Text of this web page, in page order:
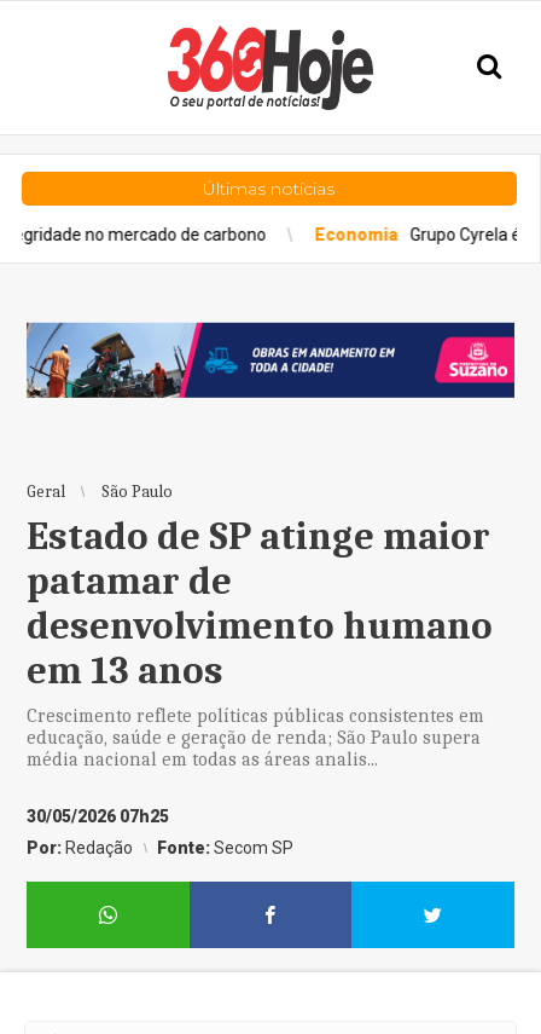
Últimas notícias
mercado de carbono Economia Grupo Cyrela é reconhecido
Geral São Paulo
Estado de SP atinge maior
patamar de
desenvolvimento humano
em 13 anos
Crescimento reflete políticas públicas consistentes em
educação, saúde e geração de renda; São Paulo supera
média nacional em todas as áreas analis...
30/05/2026 07h25
Por: Redação Fonte:Secom SP